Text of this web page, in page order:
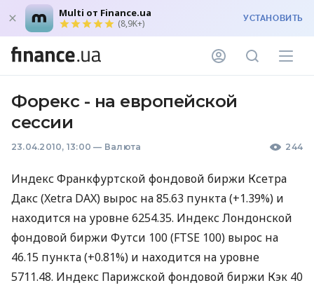
Multi от Finance.ua
(8,9K+) УСТАНОВИТЬ
Форекс - на европейской
сессии
23.04.2010, 13:00 — Валюта 244
Индекс Франкфуртской фондовой биржи Ксетра
Дакс (Xetra DAX) вырос на 85.63 пункта (+1.39%) и
находится на уровне 6254.35. Индекс Лондонской
фондовой биржи Футси 100 (FTSE 100) вырос на
46.15 пункта (+0.81%) и находится на уровне
5711.48. Индекс Парижской фондовой биржи Кэк 40